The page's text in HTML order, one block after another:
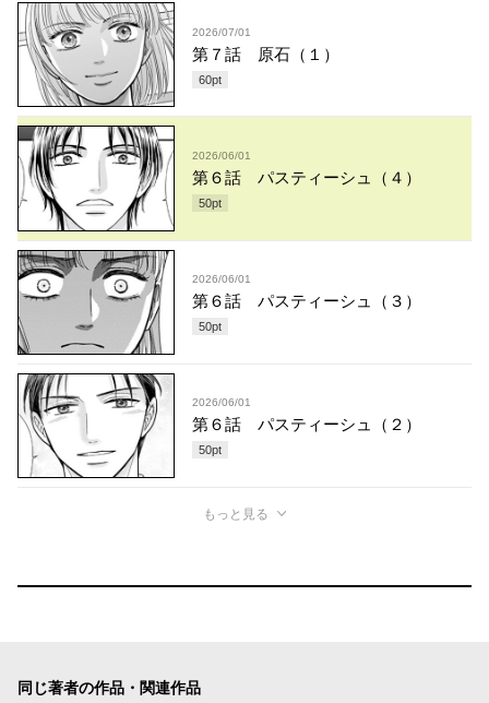
2026/07/01
第７話 原石（１）
60pt
2026/06/01
第６話 パスティーシュ（４）
50pt
2026/06/01
第６話 パスティーシュ（３）
50pt
2026/06/01
第６話 パスティーシュ（２）
50pt
もっと見る
同じ著者の作品・関連作品